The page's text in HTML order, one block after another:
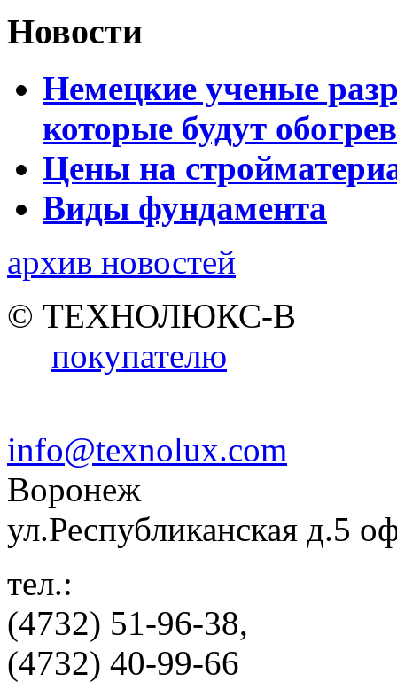
Новости
Немецкие ученые
которые будут
Цены на
Виды фундамента
архив новостей
© ТЕХНОЛЮКС-В
покупателю
info@texnolux.com
Воронеж
ул.Республиканская д.5
тел.:
(4732) 51-96-38,
(4732) 40-99-66